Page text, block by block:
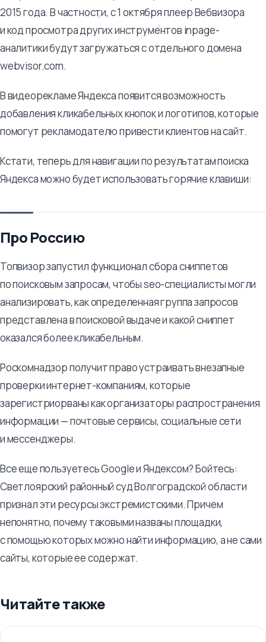
2015 года. В частности, с 1 октября плеер Вебвизора
и код просмотра других инструментов inpage-
аналитики будут загружаться с отдельного домена
webvisor.com.
В видеорекламе Яндекса появится возможность
добавления кликабельных кнопок и логотипов, которые
помогут рекламодателю привести клиентов на сайт.
Кстати, теперь для навигации по результатам поиска
Яндекса можно будет использовать горячие клавиши:
Про Россию
Топвизор запустил функционал сбора сниппетов
по поисковым запросам, чтобы seo-специалисты могли
анализировать, как определенная группа запросов
представлена в поисковой выдаче и какой сниппет
оказался более кликабельным.
Роскомнадзор получит право устраивать внезапные
проверки интернет-компаниям, которые
зарегистриорваны как организаторы распространения
информации — почтовые сервисы, социальные сети
и мессенджеры.
Все еще пользуетесь Google и Яндексом? Бойтесь:
Светлоярский районный суд Волгоградской области
признал эти ресурсы экстремистскими. Причем
непонятно, почему таковыми названы площадки,
с помощью которых можно найти информацию, а не сами
сайты, которые ее содержат.
Читайте также